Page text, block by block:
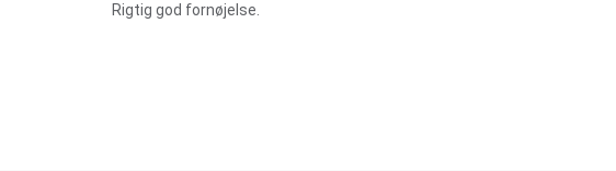
Rigtig god fornøjelse.